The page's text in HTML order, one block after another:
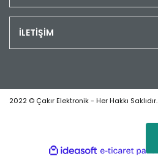
İLETİŞİM
2022 © Çakır Elektronik - Her Hakkı Saklıdır.
ideasoft